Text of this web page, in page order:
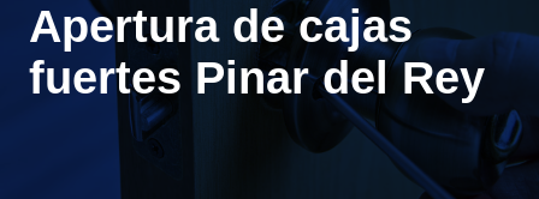
Apertura de cajas
fuertes Pinar del Rey